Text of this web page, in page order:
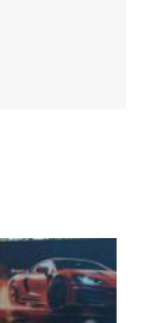
con deutsche